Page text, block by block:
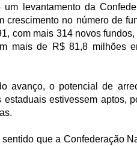
um levantamento da
crescimento no número de
com mais 314 novos
mais de R$ 81,8 milhões
avanço, o potencial de
estaduais estivessem aptos,
sentido que a Confederação